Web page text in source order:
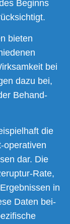
Beginns
bie­ten
bei
dazu bei,
Behand­
die
ope­ra­ti­ven
dar. Die
Rate,
in
Daten bei­